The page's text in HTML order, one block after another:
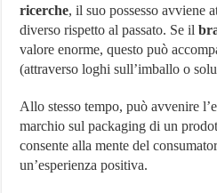
ricerche, il suo possesso avviene
diverso rispetto al passato. Se il
valore enorme, questo può
(attraverso loghi sull’imballo o
Allo stesso tempo, può avvenire
marchio sul packaging di un
consente alla mente del
un’esperienza positiva.